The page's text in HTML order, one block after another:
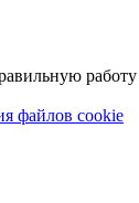
работу
файлов cookie